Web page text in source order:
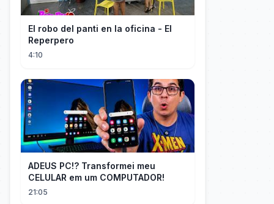
El robo del panti en la oficina - El
Reperpero
4:10
ADEUS PC!? Transformei meu
CELULAR em um COMPUTADOR!
21:05